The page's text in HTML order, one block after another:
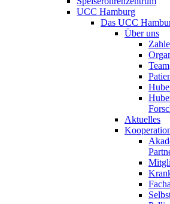
UCC Hamburg
Das UCC
Über uns
Team
Aktuelles